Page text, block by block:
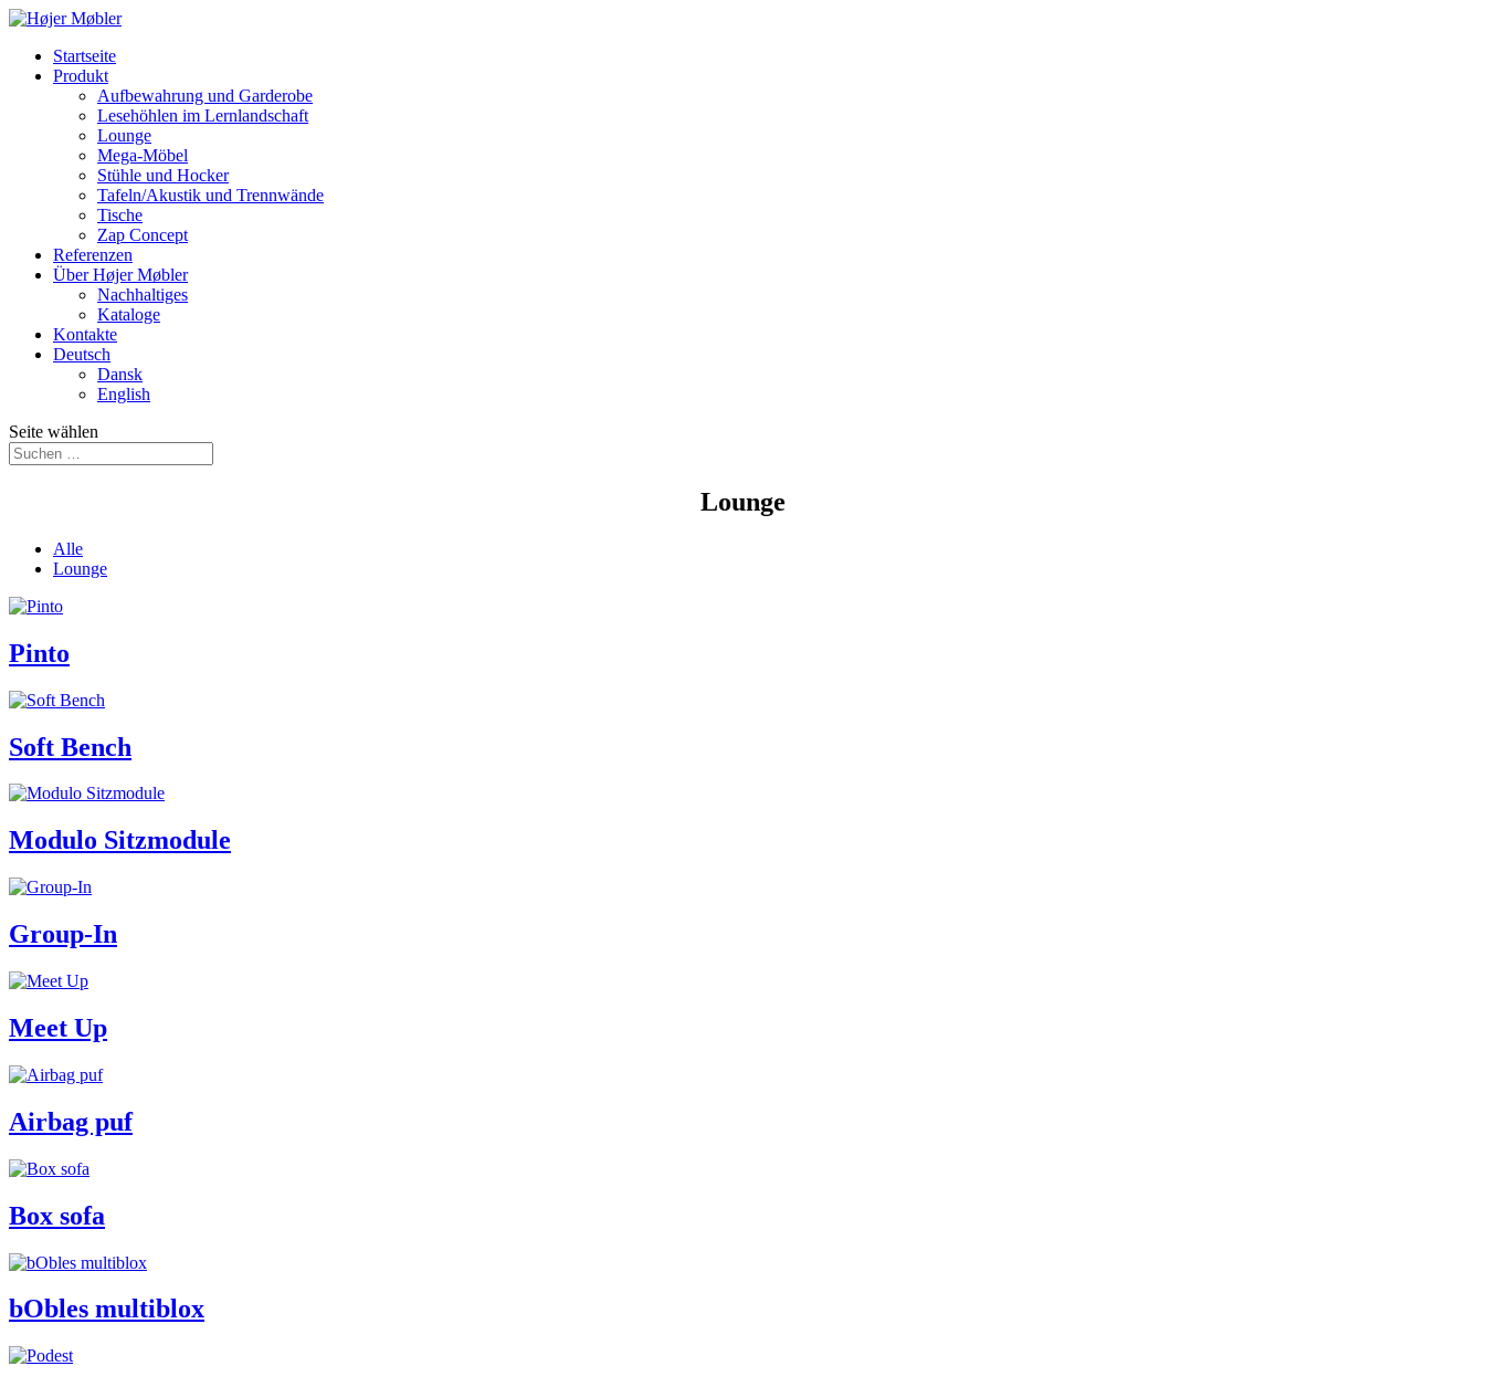
Startseite
Produkt
Aufbewahrung und Garderobe
Lesehöhlen im Lernlandschaft
Lounge
Mega-Möbel
Stühle und Hocker
Tafeln/Akustik und Trennwände
Tische
Zap Concept
Referenzen
Über Højer Møbler
Nachhaltiges
Kataloge
Kontakte
Deutsch
Dansk
English
Seite wählen
Lounge
Alle
Lounge
Pinto
Soft Bench
Modulo Sitzmodule
Group-In
Meet Up
Airbag puf
Box sofa
bObles multiblox